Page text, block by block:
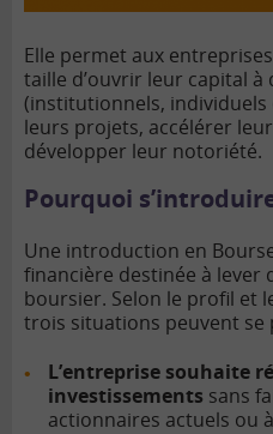
Elle permet aux
taille d’ouvrir leur capital
(institutionnels,
leurs projets, accélérer
développer leur notoriété.
Pourquoi
Une introduction en
financière destinée à lever
boursier. Selon le profil et
trois situations peuvent se
L’entreprise souhaite
investissements sans
actionnaires actuels ou